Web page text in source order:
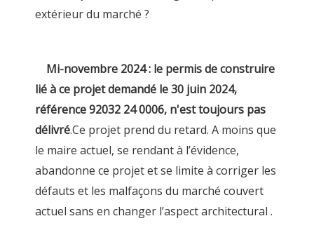
extérieur du marché ?
Mi-novembre 2024 : le permis de construire
lié à ce projet demandé le 30 juin 2024,
référence 92032 24 0006, n'est toujours pas
délivré.Ce projet prend du retard. A moins que
le maire actuel, se rendant à l’évidence,
abandonne ce projet et se limite à corriger les
défauts et les malfaçons du marché couvert
actuel sans en changer l’aspect architectural .